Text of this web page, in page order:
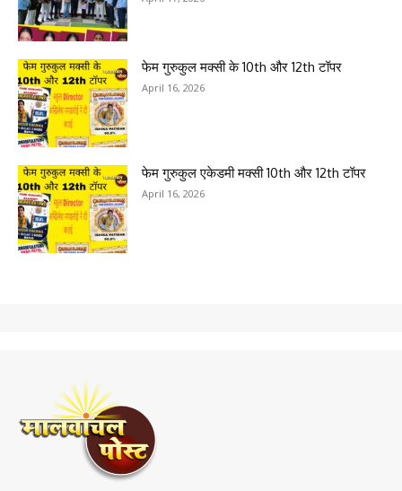
फेम गुरुकुल मक्सी के 10th और 12th टॉपर
April 16, 2026
फेम गुरुकुल एकेडमी मक्सी 10th और 12th टॉपर
April 16, 2026